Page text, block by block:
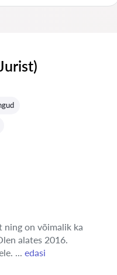
ning on võimalik ka
alates 2016.
... edasi